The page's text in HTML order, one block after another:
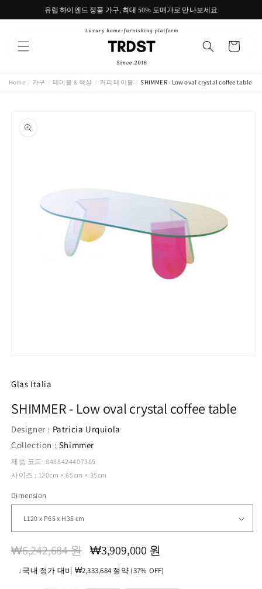
로 건너유럽 하이엔드 정품 가구, 최대 50% 도매가로 만나보세요
트
Home / 가구 / 테이블 & 책상 / 커피 테이블 / SHIMMER - Low oval crystal coffee table
보로 건
너뛰기
에
미
디
1
열
Glas Italia
SHIMMER - Low oval crystal coffee table
Designer : Patricia Urquiola
Collection : Shimmer
제품 코드: 8488424407385
사이즈 : 120cm × 65cm × 35cm
Dimension
정
₩6,242,684 원
할
가
₩3,909,000 원
↓국내 정가 대비 ₩2,333,684 절약 (37% OFF)